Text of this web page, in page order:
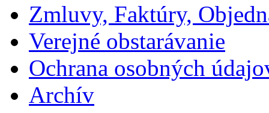
Zmluvy, Faktúry,
Verejné obstarávanie
Ochrana osobných
Archív